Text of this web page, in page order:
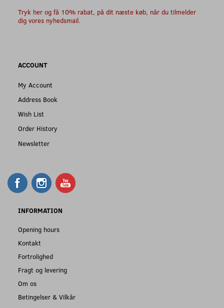
Tryk her og få 10% rabat, på dit næste køb, når du tilmelder
dig vores nyhedsmail.
ACCOUNT
My Account
Address Book
Wish List
Order History
Newsletter
INFORMATION
Opening hours
Kontakt
Fortrolighed
Fragt og levering
Om os
Betingelser & Vilkår